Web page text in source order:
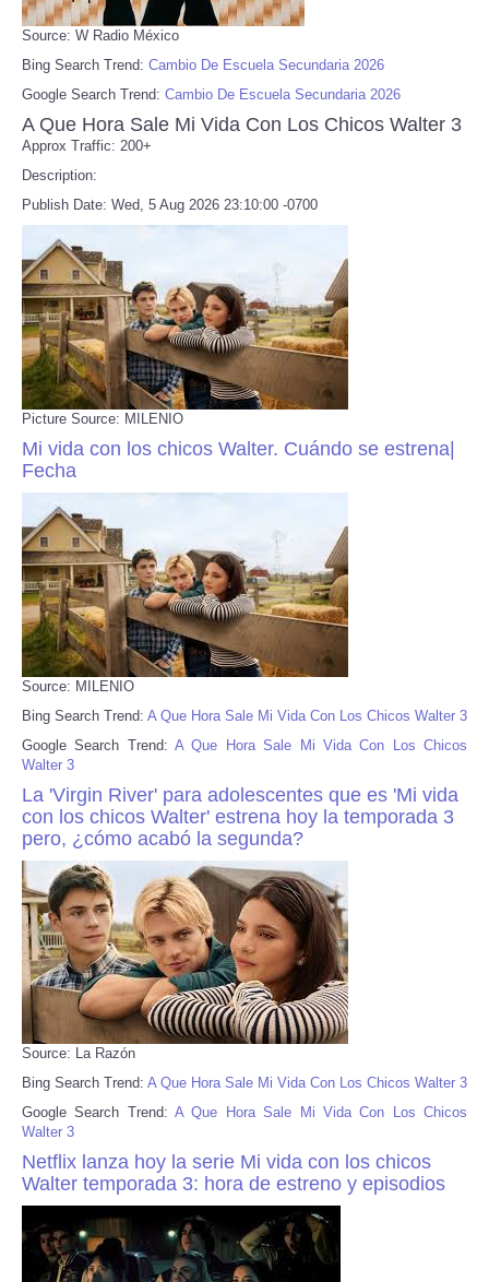
Source: W Radio México
Bing Search Trend: Cambio De Escuela Secundaria 2026
Google Search Trend: Cambio De Escuela Secundaria 2026
A Que Hora Sale Mi Vida Con Los Chicos Walter 3
Approx Traffic: 200+
Description:
Publish Date: Wed, 5 Aug 2026 23:10:00 -0700
Picture Source: MILENIO
Mi vida con los chicos Walter. Cuándo se estrena|
Fecha
Source: MILENIO
Bing Search Trend: A Que Hora Sale Mi Vida Con Los Chicos Walter 3
Google Search Trend:A Que Hora Sale Mi Vida Con Los Chicos
Walter 3
La 'Virgin River' para adolescentes que es 'Mi vida
con los chicos Walter' estrena hoy la temporada 3
pero, ¿cómo acabó la segunda?
Source: La Razón
Bing Search Trend: A Que Hora Sale Mi Vida Con Los Chicos Walter 3
Google Search Trend:A Que Hora Sale Mi Vida Con Los Chicos
Walter 3
Netflix lanza hoy la serie Mi vida con los chicos
Walter temporada 3: hora de estreno y episodios